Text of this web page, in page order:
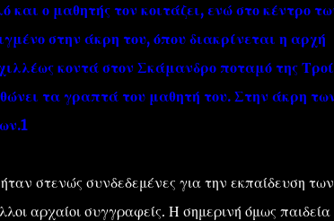
ο μαθητής τον κοιτάζει, ενώ στο κέντρο
στην άκρη του, όπου διακρίνεται η αρχή
κοντά στον Σκάμανδρο ποταμό της
τα γραπτά του μαθητή του. Στην άκρη
στενώς συνδεδεμένες για την εκπαίδευση των
αρχαίοι συγγραφείς. Η σημερινή όμως παιδεία